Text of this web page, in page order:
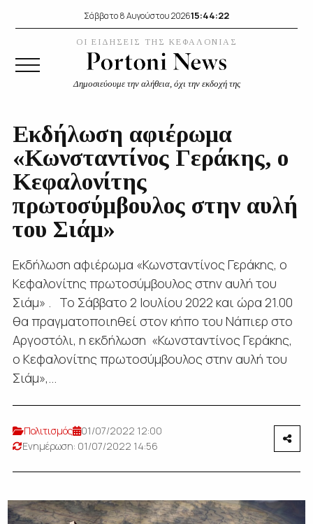
Σάββατο 8 Αυγούστου 202615:44:23
ΟΙ ΕΙΔΗΣΕΙΣ ΤΗΣ ΚΕΦΑΛΟΝΙΑΣ
Δημοσιεύουμε την αλήθεια, όχι την εκδοχή της
Εκδήλωση αφιέρωμα
«Κωνσταντίνος Γεράκης, ο
Κεφαλονίτης
πρωτοσύμβουλος στην αυλή
του Σιάμ»
Εκδήλωση αφιέρωμα «Κωνσταντίνος Γεράκης, ο
Κεφαλονίτης πρωτοσύμβουλος στην αυλή του
Σιάμ» . Το Σάββατο 2 Ιουλίου 2022 και ώρα 21.00
θα πραγματοποιηθεί στον κήπο του Νάπιερ στο
Αργοστόλι, η εκδήλωση «Κωνσταντίνος Γεράκης,
ο Κεφαλονίτης πρωτοσύμβουλος στην αυλή του
Σιάμ»,...
Πολιτισμός
01/07/2022 12:00
Ενημέρωση: 01/07/2022 14:56